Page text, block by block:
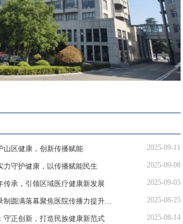
山区健康，创新传播赋能 2025-09-11
力守护健康，以传播赋能民生 2025-09-08
传承，引领区域医疗健康新发展 2025-09-05
第八届对话院长节目录制圆满落幕聚焦医院传播力提升与IP打造 2025-08-25
守正创新，打造民族健康新范式 2025-08-14